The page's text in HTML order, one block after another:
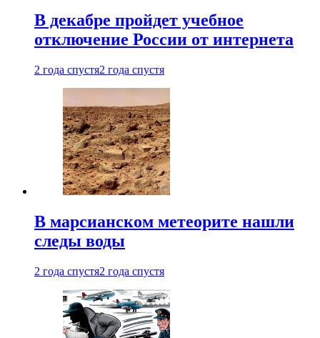
В декабре пройдет учебное
отключение России от интернета
2 года спустя2 года спустя
В марсианском метеорите нашли
следы воды
2 года спустя2 года спустя